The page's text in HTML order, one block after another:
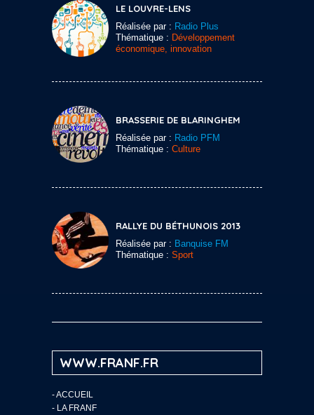
LE LOUVRE-LENS
Réalisée par : Radio Plus
Thématique : Développement
économique, innovation
BRASSERIE DE BLARINGHEM
Réalisée par : Radio PFM
Thématique : Culture
RALLYE DU BÉTHUNOIS 2013
Réalisée par : Banquise FM
Thématique : Sport
WWW.FRANF.FR
-ACCUEIL
- LA FRANF